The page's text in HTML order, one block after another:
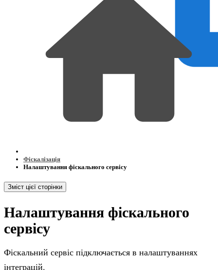
Фіскалізація
Налаштування фіскального сервісу
Зміст цієї сторінки
Налаштування фіскального
сервісу
Фіскальний сервіс підключається в налаштуваннях
інтеграцій.